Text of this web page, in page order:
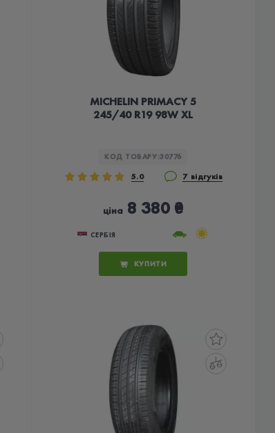
MICHELIN PRIMACY 5
245/40 R19 98W XL
КОД ТОВАРУ:30776
5.0 7 відгуків
ціна 8 380 ₴
СЕРБІЯ
КУПИТИ